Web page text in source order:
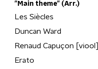
"Main theme" (Arr.)
Les Siècles
Duncan Ward
Renaud Capuçon [viool]
Erato